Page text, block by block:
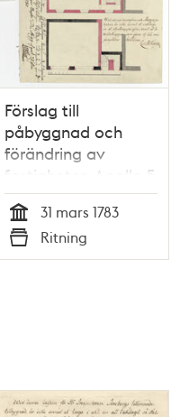
Förslag till
påbyggnad och
förändring av
fastigheten Apollo 5
Tid
31 mars 1783
Typ
Ritning